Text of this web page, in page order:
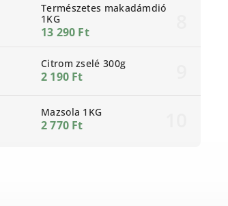
Természetes makadámdió
1KG
13 290 Ft
Citrom zselé 300g
2 190 Ft
Mazsola 1KG
2 770 Ft